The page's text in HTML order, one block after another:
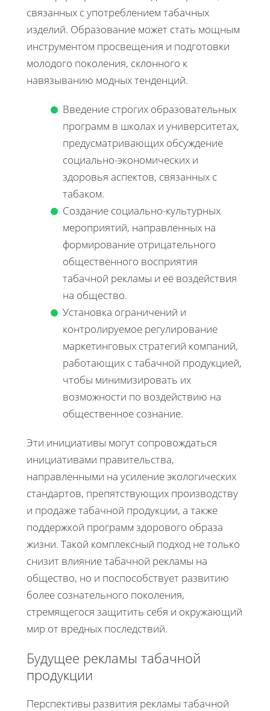
связанных с употреблением табачных
изделий. Образование может стать мощным
инструментом просвещения и подготовки
молодого поколения, склонного к
навязыванию модных тенденций.
Введение строгих образовательных
программ в школах и университетах,
предусматривающих обсуждение
социально-экономических и
здоровья аспектов, связанных с
табаком.
Создание социально-культурных
мероприятий, направленных на
формирование отрицательного
общественного восприятия
табачной рекламы и её воздействия
на общество.
Установка ограничений и
контролируемое регулирование
маркетинговых стратегий компаний,
работающих с табачной продукцией,
чтобы минимизировать их
возможности по воздействию на
общественное сознание.
Эти инициативы могут сопровождаться
инициативами правительства,
направленными на усиление экологических
стандартов, препятствующих производству
и продаже табачной продукции, а также
поддержкой программ здорового образа
жизни. Такой комплексный подход не только
снизит влияние табачной рекламы на
общество, но и поспособствует развитию
более сознательного поколения,
стремящегося защитить себя и окружающий
мир от вредных последствий.
Будущее рекламы табачной
продукции
Перспективы развития рекламы табачной